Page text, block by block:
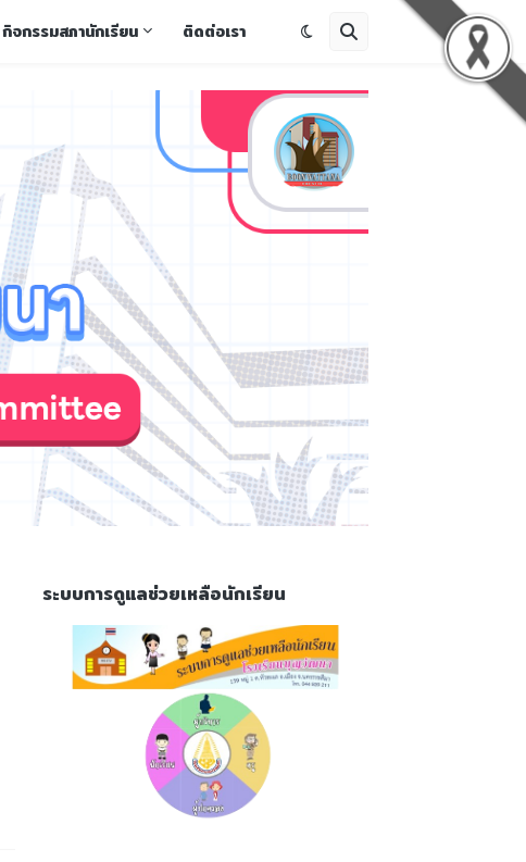
กิจกรรมสภานักเรียน ติดต่อเรา
ระบบการดูแลช่วยเหลือนักเรียน